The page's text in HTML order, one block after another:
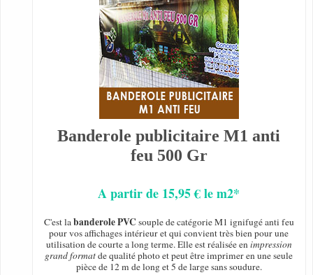
Banderole publicitaire M1 anti
feu 500 Gr
A partir de 15,95 € le m2*
C'est labanderole PVC souple de catégorie M1 ignifugé anti feu
pour vos affichages intérieur et qui convient très bien pour une
utilisation de courte a long terme. Elle est réalisée enimpression
grand formatde qualité photo et peut être imprimer en une seule
pièce de 12 m de long et 5 de large sans soudure.